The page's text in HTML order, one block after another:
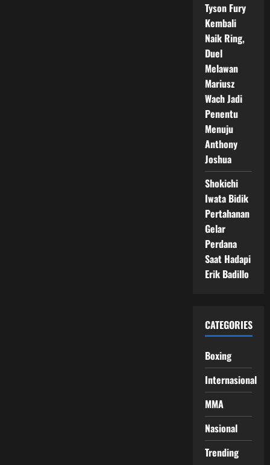
Tyson Fury
Kembali
Naik Ring,
Duel
Melawan
Mariusz
Wach Jadi
Penentu
Menuju
Anthony
Joshua
Shokichi
Iwata Bidik
Pertahanan
Gelar
Perdana
Saat Hadapi
Erik Badillo
CATEGORIES
Boxing
Internasional
MMA
Nasional
Trending